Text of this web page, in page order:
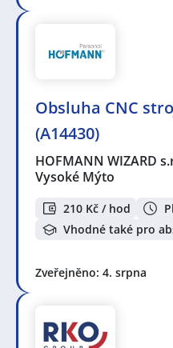
Obsluha CNC
(A14430)
HOFMANN WIZARD
Vysoké Mýto
210 Kč / hod
Vhodné také pro
Zveřejněno: 4. srpna